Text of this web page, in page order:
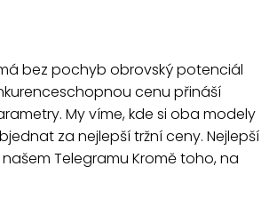
má bez pochyb obrovský potenciál
cenu přináší
My víme, kde si oba modely
za nejlepší tržní ceny. Nejlepší
Telegramu Kromě toho, na